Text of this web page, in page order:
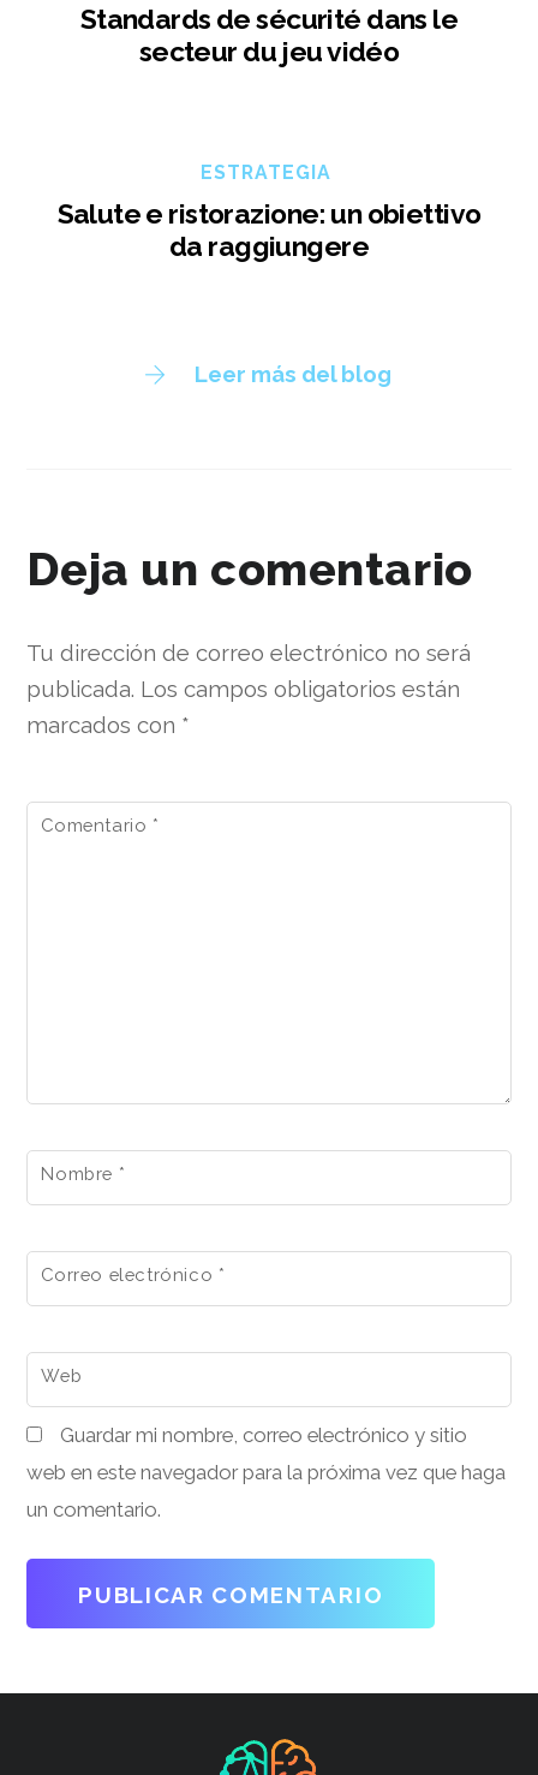
Standards de sécurité dans le
secteur du jeu vidéo
ESTRATEGIA
Salute e ristorazione: un obiettivo
da raggiungere
Leer más del blog
Deja un comentario
Tu dirección de correo electrónico no será
publicada. Los campos obligatorios están
marcados con *
Comentario *
Nombre *
Correo electrónico *
Web
Guardar mi nombre, correo electrónico y sitio
web en este navegador para la próxima vez que haga
un comentario.